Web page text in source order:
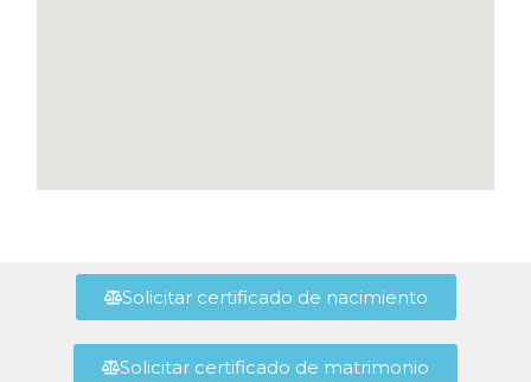
Solicitar certificado de nacimiento
Solicitar certificado de matrimonio